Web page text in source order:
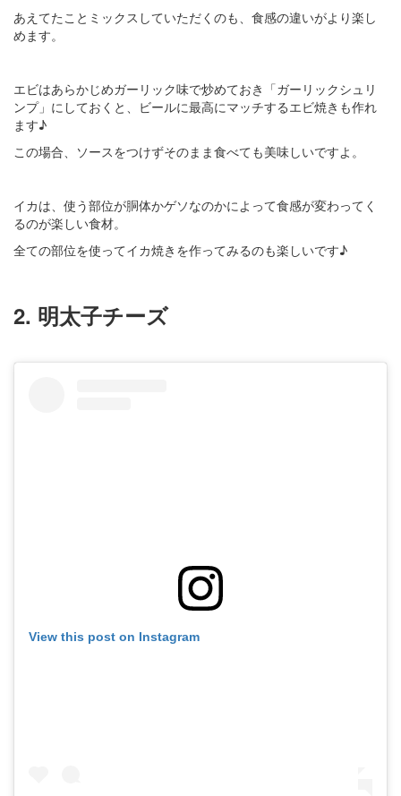
あえてたことミックスしていただくのも、食感の違いがより楽し
めます。
エビはあらかじめガーリック味で炒めておき「ガーリックシュリ
ンプ」にしておくと、ビールに最高にマッチするエビ焼きも作れ
ます♪
この場合、ソースをつけずそのまま食べても美味しいですよ。
イカは、使う部位が胴体かゲソなのかによって食感が変わってく
るのが楽しい食材。
全ての部位を使ってイカ焼きを作ってみるのも楽しいです♪
2. 明太子チーズ
View this post on Instagram